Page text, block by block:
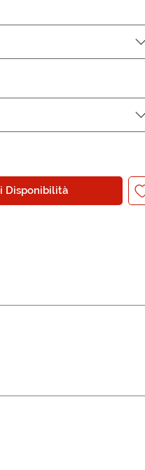
Disponibilità